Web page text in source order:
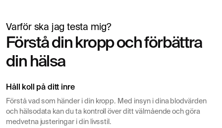
Simon Mäntylä
Lämnar blodprov inför hälsokontroll
Varför ska jag testa mig?
Förstå din kropp och förbättra
din hälsa
Håll koll på ditt inre
Förstå vad som händer i din kropp. Med insyn i dina blodvärden
och hälsodata kan du ta kontroll över ditt välmående och göra
medvetna justeringar i din livsstil.